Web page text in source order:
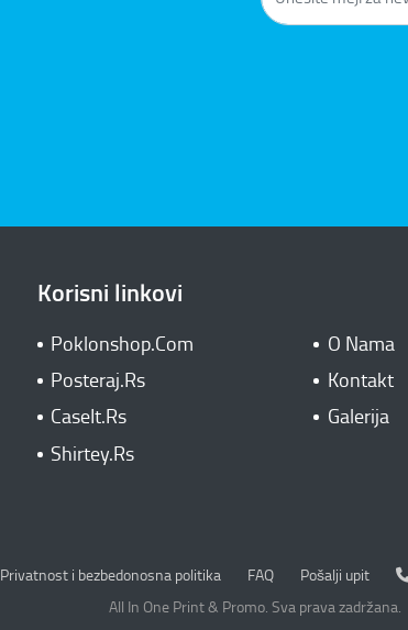
Korisni linkovi
Poklonshop.Com
O Nama
Posteraj.Rs
Kontakt
CaseIt.Rs
Galerija
Shirtey.Rs
Privatnost i bezbedonosna politika
Privatnost i bezbedonosna politika FAQ Pošalji upit
All In One Print & Promo. Sva prava zadržana.